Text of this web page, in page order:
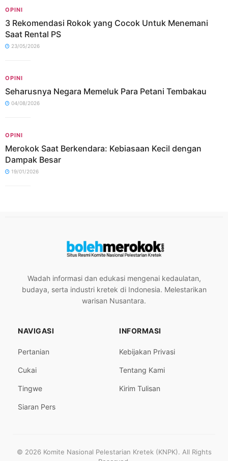
OPINI
3 Rekomendasi Rokok yang Cocok Untuk Menemani
Saat Rental PS
23/05/2026
OPINI
Seharusnya Negara Memeluk Para Petani Tembakau
04/08/2026
OPINI
Merokok Saat Berkendara: Kebiasaan Kecil dengan
Dampak Besar
19/01/2026
Wadah informasi dan edukasi mengenai kedaulatan,
budaya, serta industri kretek di Indonesia. Melestarikan
warisan Nusantara.
NAVIGASI
Pertanian
Cukai
Tingwe
Siaran Pers
INFORMASI
Kebijakan Privasi
Tentang Kami
Kirim Tulisan
© 2026 Komite Nasional Pelestarian Kretek (KNPK). All Rights